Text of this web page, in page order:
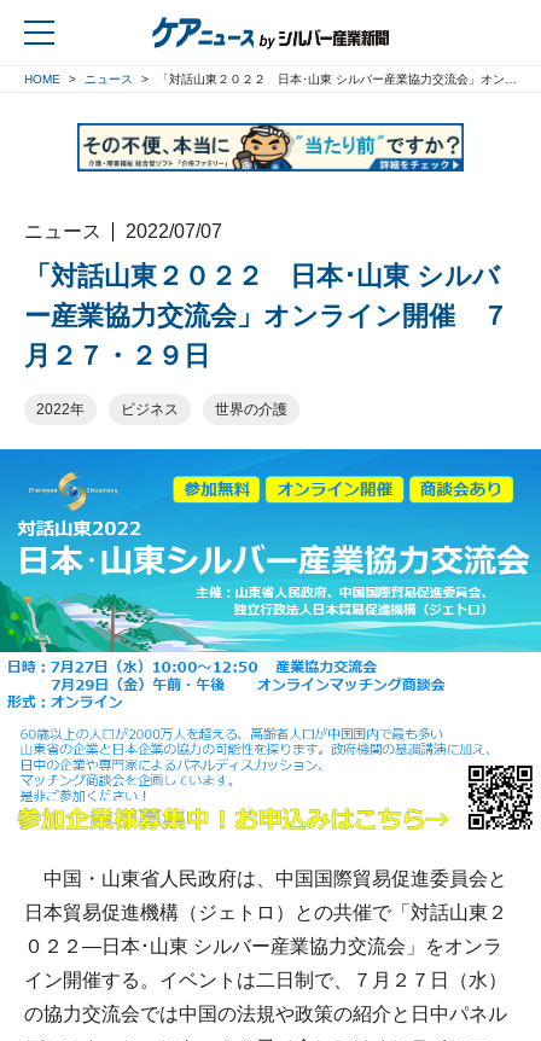
HOME ニュース 「対話山東２０２２ 日本･山東 シルバー産業協力交流会」オンライン開催 ７月２７・２９日
ニュース 2022/07/07
「対話山東２０２２ 日本･山東 シルバ
ー産業協力交流会」オンライン開催 ７
月２７・２９日
2022年 ビジネス 世界の介護
中国・山東省人民政府は、中国国際貿易促進委員会と
日本貿易促進機構（ジェトロ）との共催で「対話山東２
０２２―日本･山東 シルバー産業協力交流会」をオンラ
イン開催する。イベントは二日制で、７月２７日（水）
の協力交流会では中国の法規や政策の紹介と日中パネル